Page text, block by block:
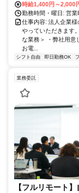
時給1,400円～2,000
勤務時間・曜日: 営
仕事内容: 法人企業
やっていただきます
な業務＞ ・弊社用意
お電...
シフト自由 即日勤務OK
業務委託
【フルリモート